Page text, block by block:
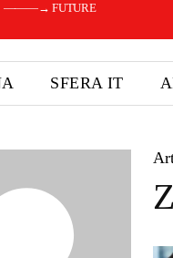
———→ FUTURE
SFERA IT